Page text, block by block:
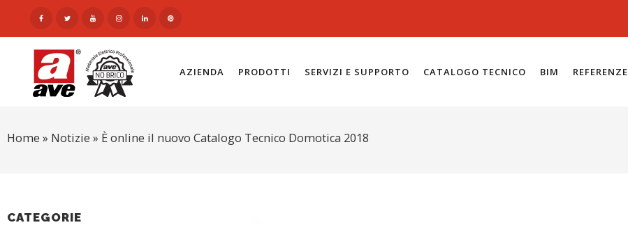
AZIENDA PRODOTTI SERVIZI E SUPPORTO CATALOGO TECNICO BIM REFERENZE
Home » Notizie » È online il nuovo Catalogo Tecnico Domotica 2018
CATEGORIE